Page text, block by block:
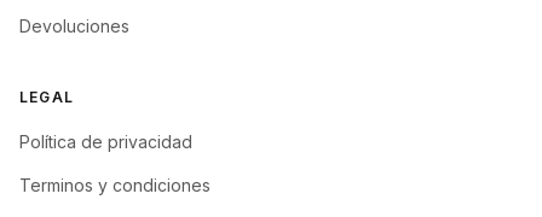
Devoluciones
LEGAL
Política de privacidad
Terminos y condiciones